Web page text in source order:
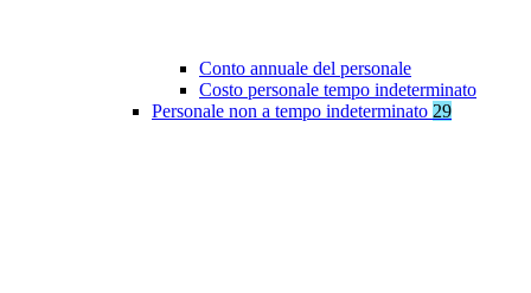
Conto annuale del personale
Costo personale tempo indeterminato
Personale non a tempo indeterminato 29